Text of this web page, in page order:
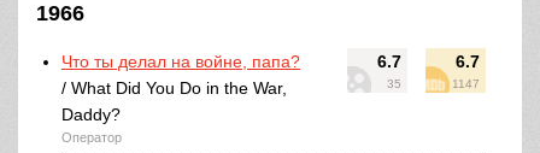
1966
6.7
35
6.7
1147
Что ты делал на войне, папа?
/ What Did You Do in the War,
Daddy?
Оператор